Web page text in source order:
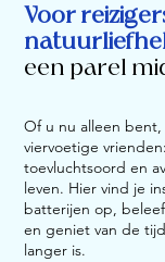
Voor
een parel
Of u nu alleen
viervoetige
toevluchtsoord en
leven. Hier vind je
batterijen op,
en geniet van de
langer is.